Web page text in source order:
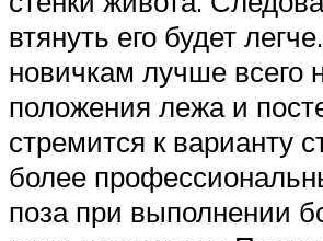
втянуть его будет
новичкам лучше всего
положения лежа и
стремится к варианту
более
поза при выполнении